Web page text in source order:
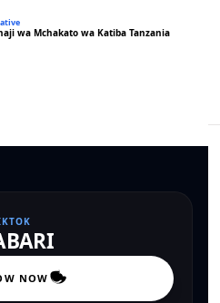
wa Mchakato wa Katiba Tanzania
NOW